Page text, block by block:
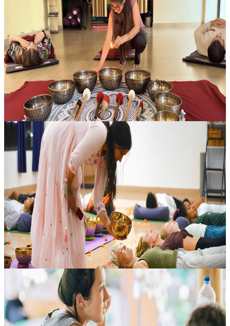
Ritiro di meditazione silenziosa in India
Nel percorso yogico, il silenzio è conosciuto come Mauna. In
sanscrito, questa pratica non indica soltanto l’assenza di parole:
significa anche quietare corpo, voce e pensieri. Quando il silenzio si
a...
400,00 USD
8 agosto 2026 03:30
Rishikesh, India
Formazione Insegnanti di Yoga e Guarigione con il
Suono a Rishikesh
In questo ritiro di formazione per insegnanti di yoga a Rishikesh,
l’esperienza unisce la pratica dello yoga alla forza rigenerante del
sound healing, offrendo un percorso immersivo e profondamente tr...
649,00 USD
8 agosto 2026 07:30
Rishikesh, India
500 Ore di Formazione Insegnanti di Yoga a Bali,
Ubud – Dal 1° Luglio al 25 Agosto 2026